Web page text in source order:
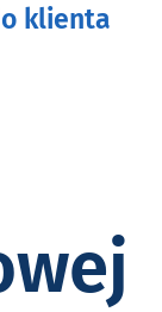
klienta